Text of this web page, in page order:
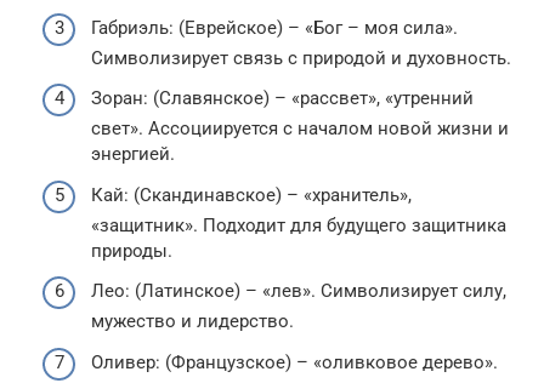
Габриэль: (Еврейское) – «Бог – моя сила».
Символизирует связь с природой и духовность.
Зоран: (Славянское) – «рассвет», «утренний
свет». Ассоциируется с началом новой жизни и
энергией.
Кай: (Скандинавское) – «хранитель»,
«защитник». Подходит для будущего защитника
природы.
Лео: (Латинское) – «лев». Символизирует силу,
мужество и лидерство.
Оливер: (Французское) – «оливковое дерево».